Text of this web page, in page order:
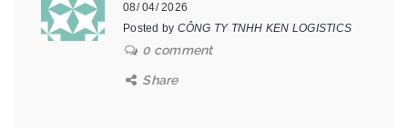
08/ 04/ 2026
Posted by CÔNG TY TNHH KEN LOGISTICS
0 comment
Share